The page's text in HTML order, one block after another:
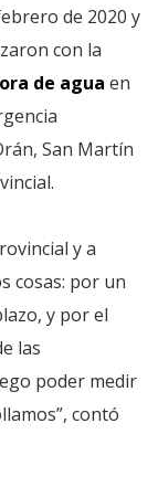
de 2020 y
con la
de agua en
San Martín
y a
cosas: por un
y por el
las
poder medir
contó